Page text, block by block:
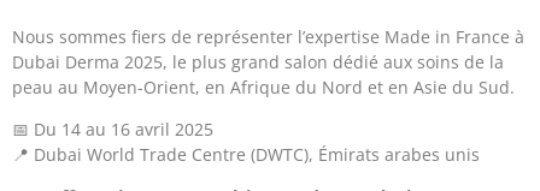
Nous sommes fiers de représenter l’expertise Made in France à
Dubai Derma 2025, le plus grand salon dédié aux soins de la
peau au Moyen-Orient, en Afrique du Nord et en Asie du Sud.
📅 Du 14 au 16 avril 2025
📍 Dubai World Trade Centre (DWTC), Émirats arabes unis